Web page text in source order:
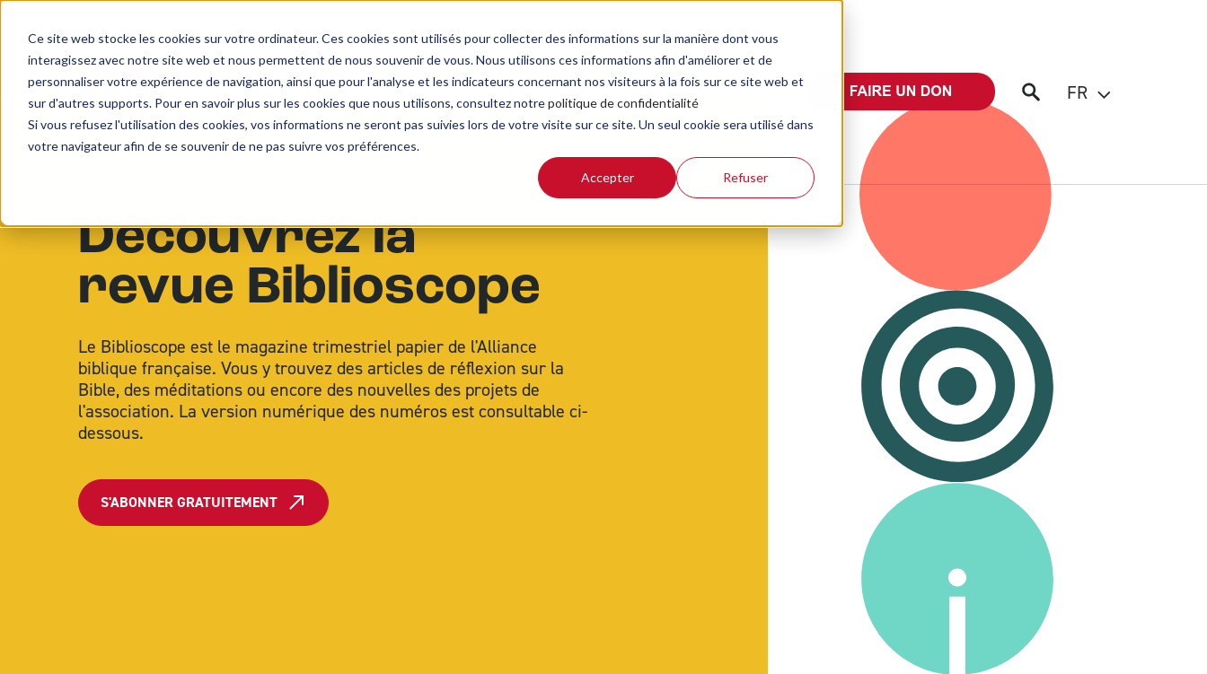
Ce site web stocke les cookies sur votre ordinateur. Ces cookies sont utilisés pour collecter des informations sur la manière dont vous
interagissez avec notre site web et nous permettent de nous souvenir de vous. Nous utilisons ces informations afin d'améliorer et de
personnaliser votre expérience de navigation, ainsi que pour l'analyse et les indicateurs concernant nos visiteurs à la fois sur ce site web et
sur d'autres supports. Pour en savoir plus sur les cookies que nous utilisons, consultez notrepolitique de confidentialité
Si vous refusez l'utilisation des cookies, vos informations ne seront pas suivies lors de votre visite sur ce site. Un seul cookie sera utilisé dans
votre navigateur afin de se souvenir de ne pas suivre vos préférences.
Accepter Refuser
Missions Projets À propos Ressources
Bible de la rue
Blog d'actualité
Kit de présentation ABF
Podcasts
Revue Biblioscope
Inviter un intervenant
Réserver une exposition
Contact FR
Découvrez la
revue Biblioscope
Le Biblioscope est le magazine trimestriel papier de l'Alliance
biblique française. Vous y trouvez des articles de réflexion sur la
Bible, des méditations ou encore des nouvelles des projets de
l'association. La version numérique des numéros est consultable ci-
dessous.
S'ABONNER GRATUITEMENT